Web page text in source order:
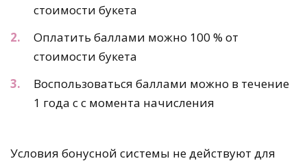
стоимости букета
Оплатить баллами можно 100 % от
стоимости букета
Воспользоваться баллами можно в течение
1 года с с момента начисления
Условия бонусной системы не действуют для